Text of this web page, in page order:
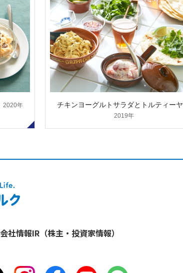
2020年 チキンヨーグルトサラダとトルティーヤ
2019年
会社情報IR（株主・投資家情報）